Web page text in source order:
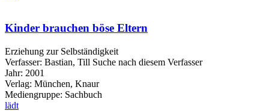
Kinder brauchen böse Eltern
Erziehung zur Selbständigkeit
Verfasser: Bastian, Till Suche nach diesem Verfasser
Jahr: 2001
Verlag: München, Knaur
Mediengruppe: Sachbuch
lädt